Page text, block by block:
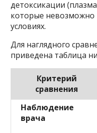
детоксикации
которые
условиях.
Для наглядного
приведена таблица
Критерий
сравнения
Наблюдение
врача